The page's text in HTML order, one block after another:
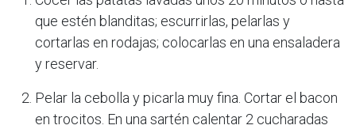
que estén blanditas; escurrirlas, pelarlas y
cortarlas en rodajas; colocarlas en una ensaladera
y reservar.
Pelar la cebolla y picarla muy fina. Cortar el bacon
en trocitos. En una sartén calentar 2 cucharadas